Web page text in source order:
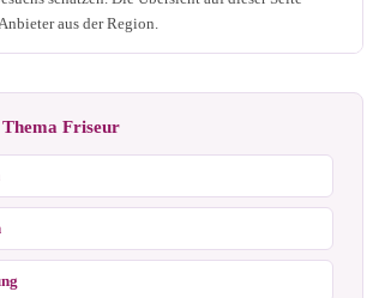
aus der Region.
Friseur